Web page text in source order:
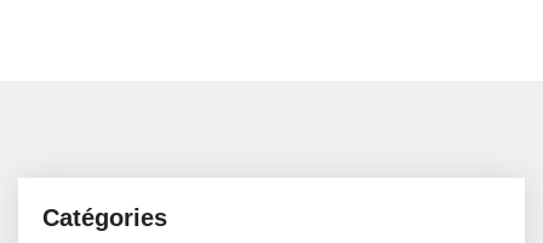
Catégories